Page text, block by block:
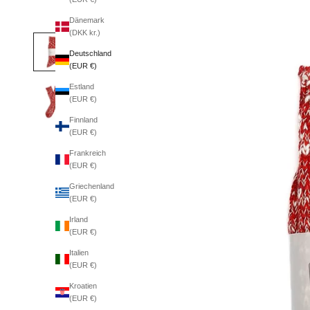
Dänemark
(DKK kr.)
Deutschland
(EUR €)
Estland
(EUR €)
Finnland
(EUR €)
Frankreich
(EUR €)
Griechenland
(EUR €)
Irland
(EUR €)
Italien
(EUR €)
Kroatien
(EUR €)